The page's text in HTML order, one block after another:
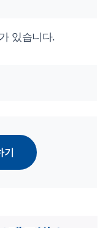
있습니다.